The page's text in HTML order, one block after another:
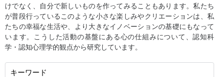
けでなく、自分で新しいものを作ってみることもあります。私たち
が普段行っているこのような小さな楽しみやクリエーションは、私
たちの幸福な生活や、より大きなイノベーションの基礎にもなって
います。こうした活動の基盤にある心の仕組みについて、認知科
学・認知心理学的観点から研究しています。
キーワード